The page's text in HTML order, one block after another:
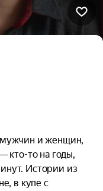
и женщин,
кто-то на годы,
Истории из
в купе с